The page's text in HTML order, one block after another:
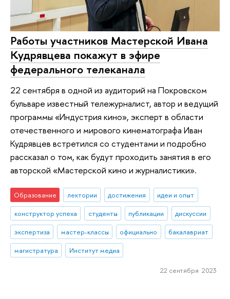
Работы участников Мастерской Ивана
Кудрявцева покажут в эфире
федерального телеканала
22 сентября в одной из аудиторий на Покровском
бульваре известный тележурналист, автор и ведущий
программы «Индустрия кино», эксперт в области
отечественного и мирового кинематографа Иван
Кудрявцев встретился со студентами и подробно
рассказал о том, как будут проходить занятия в его
авторской «Мастерской кино и журналистики».
Образование лектории достижения
идеи и опыт
конструктор успеха
студенты публикации
дискуссии
экспертиза
мастер-классы официально
бакалавриат
магистратура
Институт медиа
22 сентября 2023